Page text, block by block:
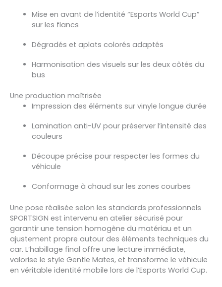
Mise en avant de l’identité “Esports World Cup”
sur les flancs
Dégradés et aplats colorés adaptés
Harmonisation des visuels sur les deux côtés du
bus
Une production maîtrisée
Impression des éléments sur vinyle longue durée
Lamination anti-UV pour préserver l’intensité des
couleurs
Découpe précise pour respecter les formes du
véhicule
Conformage à chaud sur les zones courbes
Une pose réalisée selon les standards professionnels
SPORTSIGN est intervenu en atelier sécurisé pour
garantir une tension homogène du matériau et un
ajustement propre autour des éléments techniques du
car. L’habillage final offre une lecture immédiate,
valorise le style Gentle Mates, et transforme le véhicule
en véritable identité mobile lors de l’Esports World Cup.